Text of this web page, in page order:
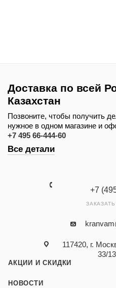
Доставка по всей
Казахстан
Позвоните, чтобы получить
нужное в одном магазине и
+7 495 66-444-60
Все детали
+7
117420, г.
33/
АКЦИИ И СКИДКИ
НОВОСТИ